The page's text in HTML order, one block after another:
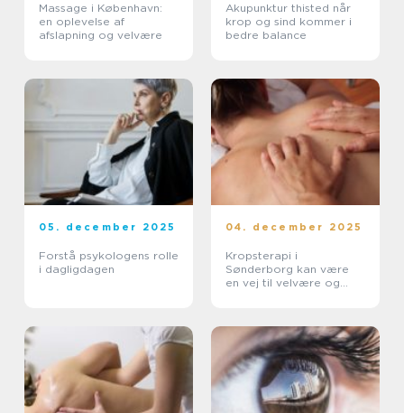
Massage i København:
en oplevelse af
afslapning og velvære
Akupunktur thisted når
krop og sind kommer i
bedre balance
05. december 2025
Forstå psykologens rolle
i dagligdagen
04. december 2025
Kropsterapi i
Sønderborg kan være
en vej til velvære og